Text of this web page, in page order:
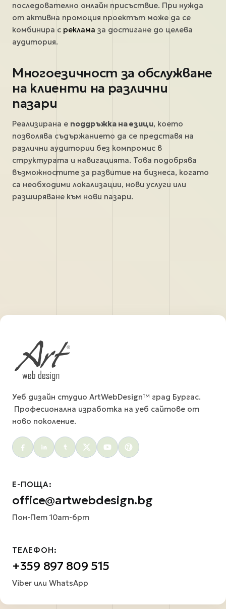
последователно онлайн присъствие. При нужда
от активна промоция проектът може да се
комбинира с реклама за достигане до целева
аудитория.
Многоезичност за обслужване
на клиенти на различни
пазари
Реализирана е поддръжка на езици, което
позволява съдържанието да се представя на
различни аудитории без компромис в
структурата и навигацията. Това подобрява
възможностите за развитие на бизнеса, когато
са необходими локализации, нови услуги или
разширяване към нови пазари.
Уеб дизайн студио ArtWebDesign™ град Бургас.
Професионална изработка на уеб сайтове от
ново поколение.
Social menu
Е-ПОЩА:
office@artwebdesign.bg
Пон-Пет 10am-6pm
ТЕЛЕФОН:
+359 897 809 515
Viber или WhatsApp